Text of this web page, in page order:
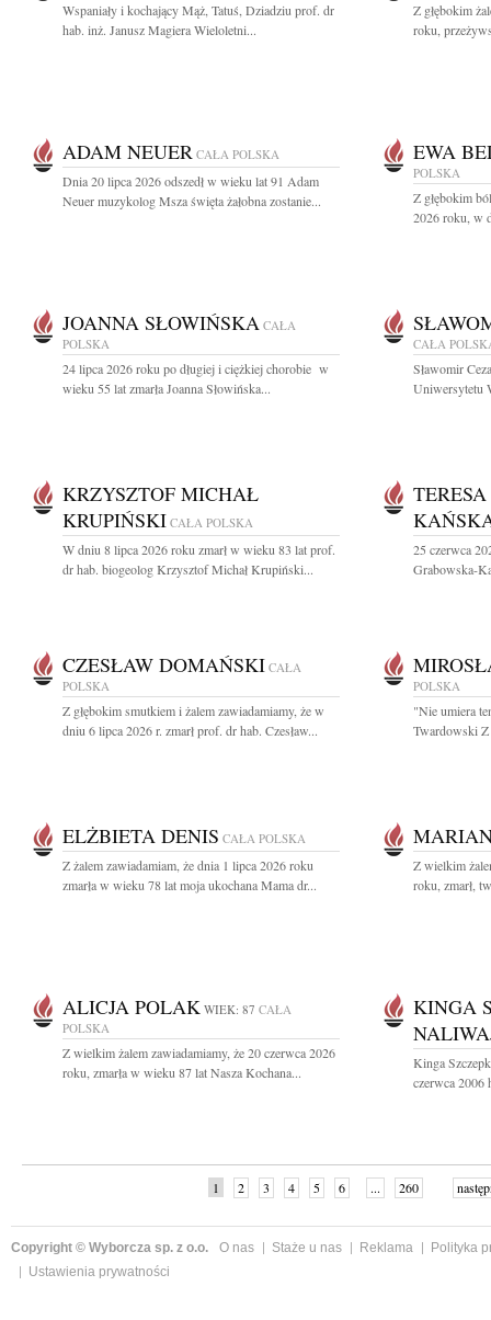
Wspaniały i kochający Mąż, Tatuś, Dziadziu prof. dr
hab. inż. Janusz Magiera Wieloletni...
Z głębokim
roku,
ADAM NEUER CAŁA POLSKA
Dnia 20 lipca 2026 odszedł w wieku lat 91 Adam
Neuer muzykolog Msza święta żałobna zostanie...
EWA
POLSKA
Z głębokim
2026 roku, w
JOANNA SŁOWIŃSKA CAŁA
POLSKA
24 lipca 2026 roku po długiej i ciężkiej chorobie w
wieku 55 lat zmarła Joanna Słowińska...
CAŁA
Sławomir
Uniwersytetu
KRZYSZTOF MICHAŁ
KRUPIŃSKI CAŁA POLSKA
W dniu 8 lipca 2026 roku zmarł w wieku 83 lat prof.
dr hab. biogeolog Krzysztof Michał Krupiński...
25 czerwca
Grabowska-
CZESŁAW DOMAŃSKI CAŁA
POLSKA
Z głębokim smutkiem i żalem zawiadamiamy, że w
dniu 6 lipca 2026 r. zmarł prof. dr hab. Czesław...
POLSKA
"Nie umiera
Twardowski
ELŻBIETA DENIS CAŁA POLSKA
Z żalem zawiadamiam, że dnia 1 lipca 2026 roku
zmarła w wieku 78 lat moja ukochana Mama dr...
Z wielkim
roku, zmarł,
ALICJA POLAK WIEK: 87 CAŁA
POLSKA
Z wielkim żalem zawiadamiamy, że 20 czerwca 2026
roku, zmarła w wieku 87 lat Nasza Kochana...
KINGA
Kinga
czerwca 2006
1 2 3 4 5 6 ... 260
Copyright © Wyborcza sp. z o.o. O nas Staże u nas Reklama
Polityka
Ustawienia prywatności